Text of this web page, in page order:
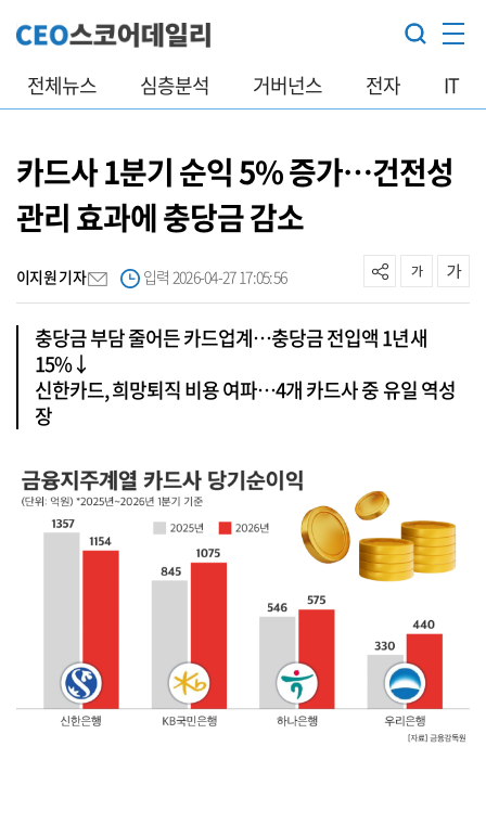
전체뉴스 심층분석 거버넌스 전자 IT
카드사 1분기 순익 5% 증가…건전성
관리 효과에 충당금 감소
이지원 기자 입력 2026-04-27 17:05:56
충당금 부담 줄어든 카드업계…충당금 전입액 1년새
15%↓
신한카드, 희망퇴직 비용 여파…4개 카드사 중 유일 역성
장